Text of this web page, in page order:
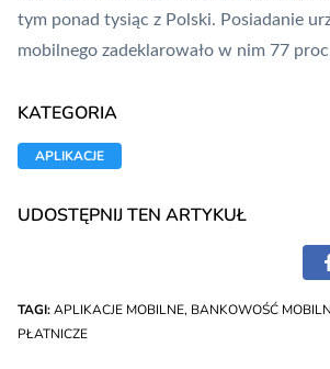
tym ponad tysiąc z Polski. Posiadanie
mobilnego zadeklarowało w nim 77
KATEGORIA
APLIKACJE
UDOSTĘPNIJ TEN ARTYKUŁ
TAGI:APLIKACJE MOBILNE, BANKOWOŚĆ
PŁATNICZE